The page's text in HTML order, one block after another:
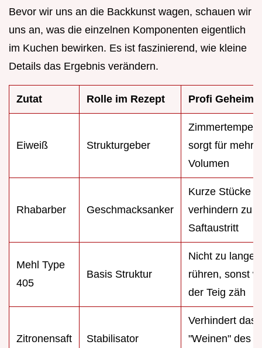
Bevor wir uns an die Backkunst wagen, schauen wir
uns an, was die einzelnen Komponenten eigentlich
im Kuchen bewirken. Es ist faszinierend, wie kleine
Details das Ergebnis verändern.
Zutat Rolle im Rezept Profi
Eiweiß Strukturgeber
sorgt für mehr
Volumen
Rhabarber Geschmacksanker
Kurze Stücke
verhindern zu
Saftaustritt
Mehl Type
405
Basis Struktur
Nicht zu lange
rühren, sonst
der Teig zäh
Zitronensaft Stabilisator
Verhindert das
"Weinen" des